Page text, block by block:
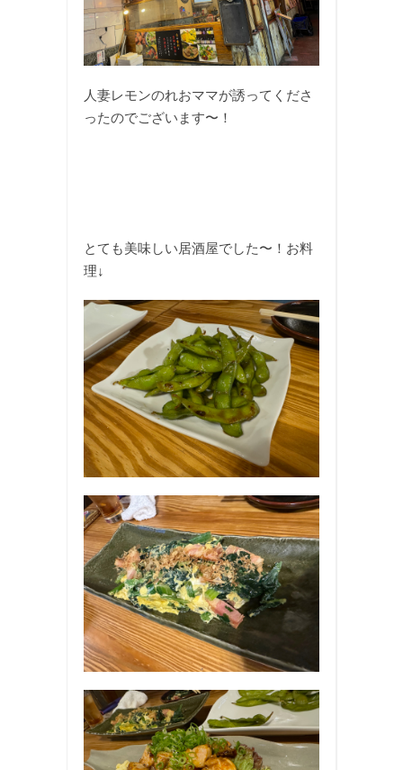
人妻レモンのれおママが誘ってくださ
ったのでございます〜！
とても美味しい居酒屋でした〜！お料
理↓